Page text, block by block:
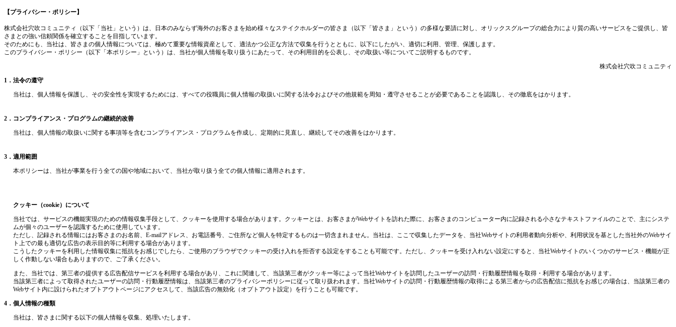
【プライバシー・ポリシー】
株式会社穴吹コミュニティ（以下「当社」という）は、日本のみならず海外のお客さまを始め様々なステイクホルダーの皆さま（以下「皆さま」という）の多様な要請に対し、オリックスグループの総合力により質の高いサービスをご提供し、皆
さまとの強い信頼関係を確立することを目指しています。
そのためにも、当社は、皆さまの個人情報については、極めて重要な情報資産として、適法かつ公正な方法で収集を行うとともに、以下にしたがい、適切に利用、管理、保護します。
このプライバシー・ポリシー（以下「本ポリシー」という）は、当社が個人情報を取り扱うにあたって、その利用目的を公表し、その取扱い等についてご説明するものです。
株式会社穴吹コミュニティ
1．法令の遵守
当社は、個人情報を保護し、その安全性を実現するためには、すべての役職員に個人情報の取扱いに関する法令およびその他規範を周知・遵守させることが必要であることを認識し、その徹底をはかります。
2．コンプライアンス・プログラムの継続的改善
当社は、個人情報の取扱いに関する事項等を含むコンプライアンス・プログラムを作成し、定期的に見直し、継続してその改善をはかります。
3．適用範囲
本ポリシーは、当社が事業を行う全ての国や地域において、当社が取り扱う全ての個人情報に適用されます。
クッキー（cookie）について
当社では、サービスの機能実現のための情報収集手段として、クッキーを使用する場合があります。クッキーとは、お客さまがWebサイトを訪れた際に、お客さまのコンピューター内に記録される小さなテキストファイルのことで、主にシステ
ムが個々のユーザーを認識するために使用しています。
ただし、記録される情報にはお客さまのお名前、E-mailアドレス、お電話番号、ご住所など個人を特定するものは一切含まれません。当社は、ここで収集したデータを、当社Webサイトの利用者動向分析や、利用状況を基とした当社外のWebサイ
ト上での最も適切な広告の表示目的等に利用する場合があります。
こうしたクッキーを利用した情報収集に抵抗をお感じでしたら、ご使用のブラウザでクッキーの受け入れを拒否する設定をすることも可能です。ただし、クッキーを受け入れない設定にすると、当社Webサイトのいくつかのサービス・機能が正
しく作動しない場合もありますので、ご了承ください。
また、当社では、第三者の提供する広告配信サービスを利用する場合があり、これに関連して、当該第三者がクッキー等によって当社Webサイトを訪問したユーザーの訪問・行動履歴情報を取得・利用する場合があります。
当該第三者によって取得されたユーザーの訪問・行動履歴情報は、当該第三者のプライバシーポリシーに従って取り扱われます。当社Webサイトの訪問・行動履歴情報の取得による第三者からの広告配信に抵抗をお感じの場合は、当該第三者の
Webサイト内に設けられたオプトアウトページにアクセスして、当該広告の無効化（オプトアウト設定）を行うことも可能です。
4．個人情報の種類
当社は、皆さまに関する以下の個人情報を収集、処理いたします。